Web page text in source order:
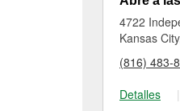
4722
Kansas
(816) 483-
Detalles
|